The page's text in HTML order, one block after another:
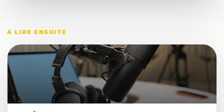
A LIRE ENSUITE